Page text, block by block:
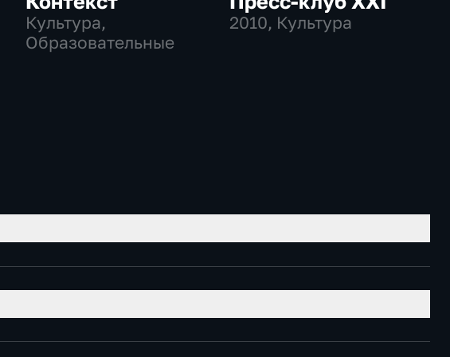
Культура,
Образовательные
2010, Культура